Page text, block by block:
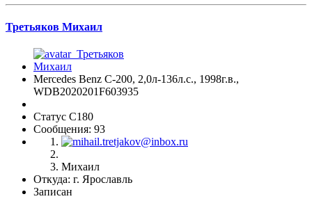
Третьяков Михаил
Mercedes Benz C-200, 2,0л-136л.с., 1998г.в.,
WDB2020201F603935
Статус C180
Сообщения: 93
Михаил
Откуда: г. Ярославль
Записан